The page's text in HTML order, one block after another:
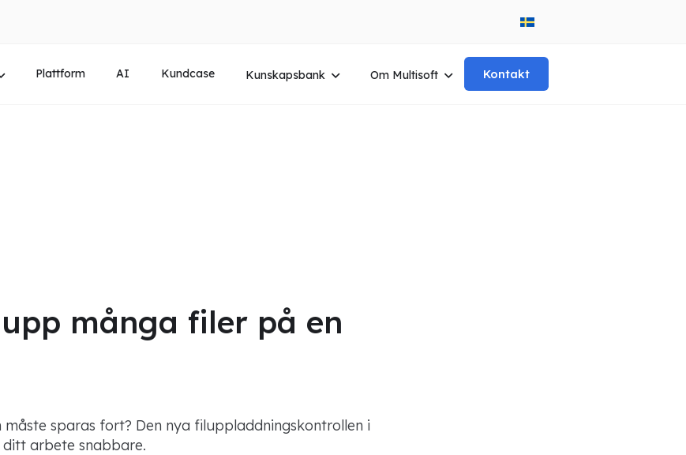
Plattform AI Kundcase Kunskapsbank Om Multisoft Kontakt
många filer på en
måste sparas fort? Den nya filuppladdningskontrollen i
arbete snabbare.